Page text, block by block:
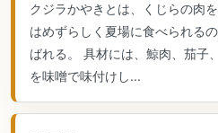
クジラかやきとは、くじらの肉
はめずらしく夏場に食べられる
ばれる。 具材には、鯨肉、茄子
を味噌で味付けし...